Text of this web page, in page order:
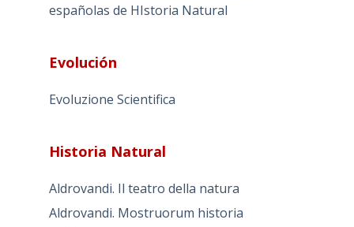
españolas de HIstoria Natural
Evolución
Evoluzione Scientifica
Historia Natural
Aldrovandi. Il teatro della natura
Aldrovandi. Mostruorum historia